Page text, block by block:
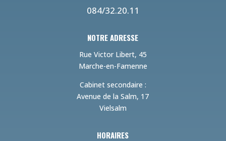
084/32.20.11
NOTRE ADRESSE
Rue Victor Libert, 45
Marche-en-Famenne
Cabinet secondaire :
Avenue de la Salm, 17
Vielsalm
HORAIRES